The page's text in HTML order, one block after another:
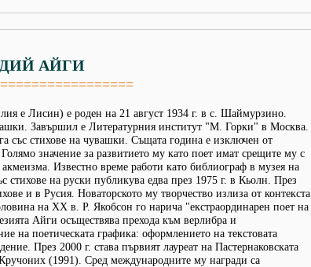
АЙГИ
е Лисин) е роден на 21 август 1934 г. в с. Шаймурзино.
Завършил е Литературния институт "М. Горки" в Москва.
със стихове на чувашки. Същата година е изключен от
значение за развитието му като поет имат срещите му с
Известно време работи като библиограф в музея на
стихове на руски публикува едва през 1975 г. в Кьолн. През
и в Русия. Новаторското му творчество излиза от контекста
на XX в. Р. Якобсон го нарича "екстраординарен поет на
Айги осъществява прехода към верлибра и
на поетическата графика: оформлението на текстовата
През 2000 г. става първият лауреат на Пастернаковската
(1991). Сред международните му награди са